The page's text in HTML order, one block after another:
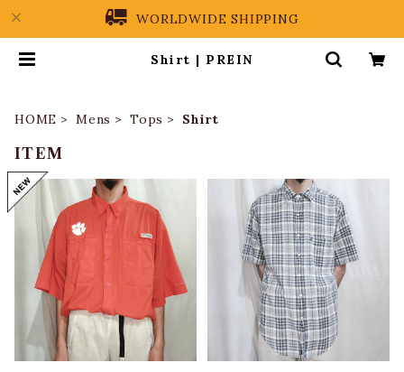
WORLDWIDE SHIPPING
Shirt | PREIN
HOME Mens Tops Shirt
ITEM